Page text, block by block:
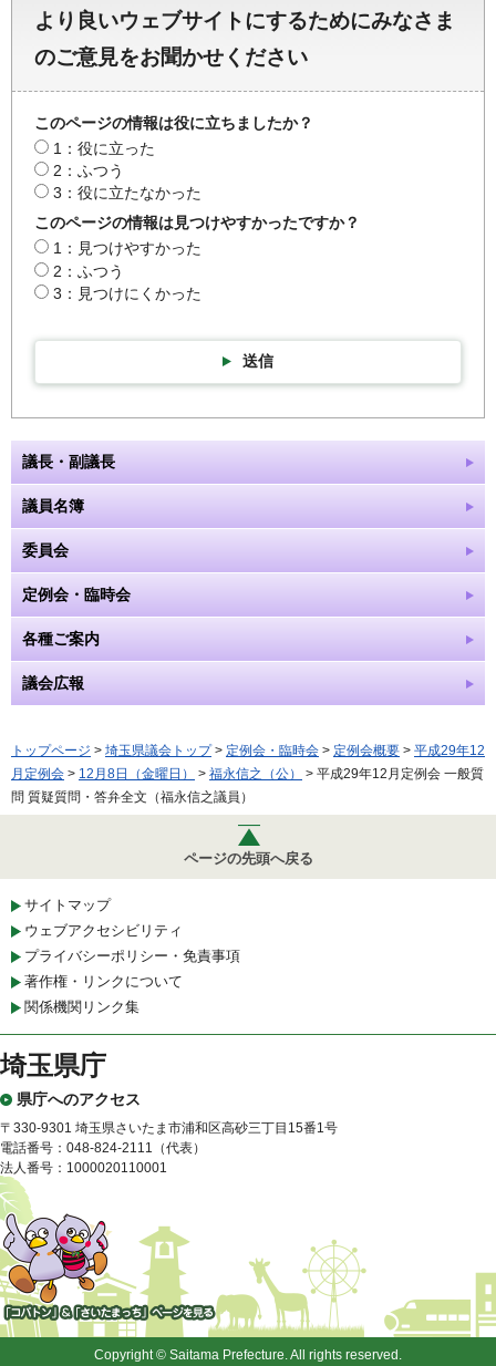
より良いウェブサイトにするためにみなさま
のご意見をお聞かせください
このページの情報は役に立ちましたか？
1：役に立った
2：ふつう
3：役に立たなかった
このページの情報は見つけやすかったですか？
1：見つけやすかった
2：ふつう
3：見つけにくかった
送信
議長・副議長
議員名簿
委員会
定例会・臨時会
各種ご案内
議会広報
トップページ > 埼玉県議会トップ> 定例会・臨時会 > 定例会概要 > 平成29年12
月定例会 > 12月8日（金曜日） > 福永信之（公）
> 平成29年12月定例会 一般質
問 質疑質問・答弁全文（福永信之議員）
ページの先頭へ戻る
サイトマップ
ウェブアクセシビリティ
プライバシーポリシー・免責事項
著作権・リンクについて
関係機関リンク集
埼玉県庁
県庁へのアクセス
〒330-9301 埼玉県さいたま市浦和区高砂三丁目15番1号
電話番号：048-824-2111（代表）
法人番号：1000020110001
「コバトン」&「さいたまっ
Copyright © Saitama Prefecture. All rights reserved.